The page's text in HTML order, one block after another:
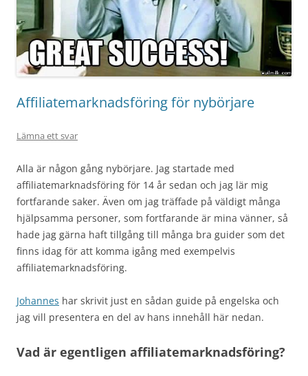
Affiliatemarknadsföring för nybörjare
Lämna ett svar
Alla är någon gång nybörjare. Jag startade med
affiliatemarknadsföring för 14 år sedan och jag lär mig
fortfarande saker. Även om jag träffade på väldigt många
hjälpsamma personer, som fortfarande är mina vänner, så
hade jag gärna haft tillgång till många bra guider som det
finns idag för att komma igång med exempelvis
affiliatemarknadsföring.
Johannes har skrivit just en sådan guide på engelska och
jag vill presentera en del av hans innehåll här nedan.
Vad är egentligen affiliatemarknadsföring?